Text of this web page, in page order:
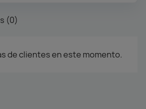
(0)
de clientes en este momento.